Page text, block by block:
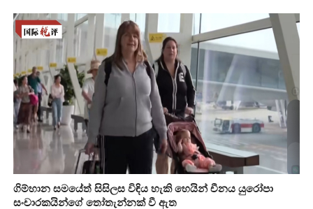
ගිම්හාන සමයේත් සිසිලස විඳිය හැකි හෙයින් චීනය යුරෝපා
සංචාරකයින්ගේ තෝතැන්නක් වී ඇත